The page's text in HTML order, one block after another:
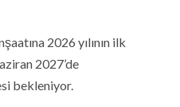
2026 yılının ilk
2027’de
bekleniyor.